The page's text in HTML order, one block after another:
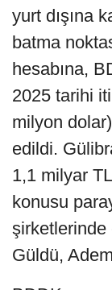
yurt dışına
batma
hesabına,
2025 tarihi
milyon
edildi.
1,1 milyar
konusu
şirketlerinde
Güldü,